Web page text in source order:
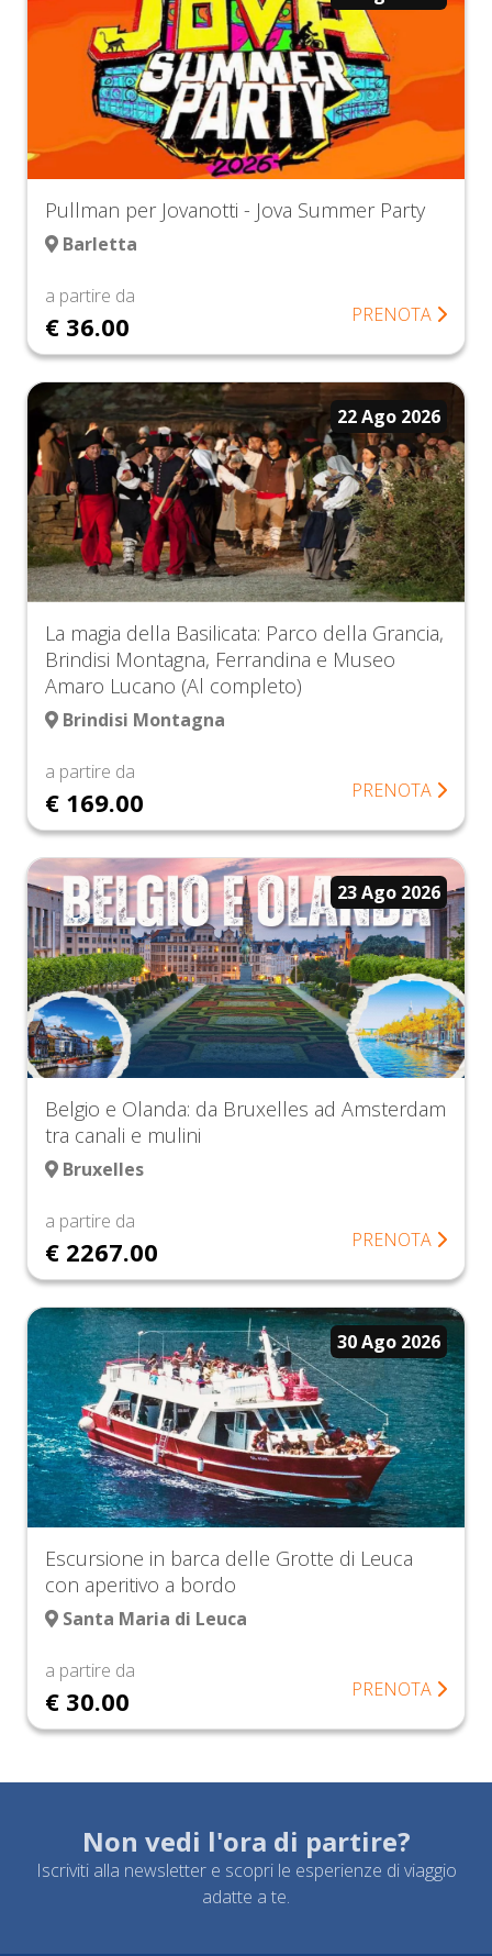
Pullman per Jovanotti - Jova Summer Party
Barletta
a partire da
€ 36.00 PRENOTA
22 Ago 2026
La magia della Basilicata: Parco della Grancia,
Brindisi Montagna, Ferrandina e Museo
Amaro Lucano (Al completo)
Brindisi Montagna
a partire da
€ 169.00 PRENOTA
23 Ago 2026
Belgio e Olanda: da Bruxelles ad Amsterdam
tra canali e mulini
Bruxelles
a partire da
€ 2267.00 PRENOTA
30 Ago 2026
Escursione in barca delle Grotte di Leuca
con aperitivo a bordo
Santa Maria di Leuca
a partire da
€ 30.00 PRENOTA
Non vedi l'ora di partire?
Iscriviti alla newsletter e scopri le esperienze di viaggio
adatte a te.